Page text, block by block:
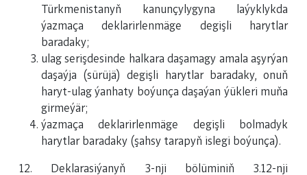
Türkmenistanyň kanunçylygyna laýyklykda
ýazmaça deklarirlenmäge degişli harytlar
baradaky;
ulag serişdesinde halkara daşamagy amala aşyrýan
daşaýja (sürüjä) degişli harytlar baradaky, onuň
haryt-ulag ýanhaty boýunça daşaýan ýükleri muňa
girmeýär;
ýazmaça deklarirlenmäge degişli bolmadyk
harytlar baradaky (şahsy tarapyň islegi boýunça).
12. Deklarasiýanyň 3-nji bölüminiň 3.12-nji